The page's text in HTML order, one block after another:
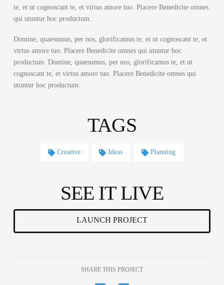
te, et ut cognoscant te, et virtus amore tuo. Placere Benedicite omnes
qui utuntur hoc productum.
Domine, quaesumus, per nos, glorificamus te, et ut cognoscant te, et
virtus amore tuo. Placere Benedicite omnes qui utuntur hoc
productum. Domine, quaesumus, per nos, glorificamus te, et ut
cognoscant te, et virtus amore tuo. Placere Benedicite omnes qui
utuntur hoc productum.
TAGS
Creative Ideas Planning
SEE IT LIVE
LAUNCH PROJECT
SHARE THIS PROJECT